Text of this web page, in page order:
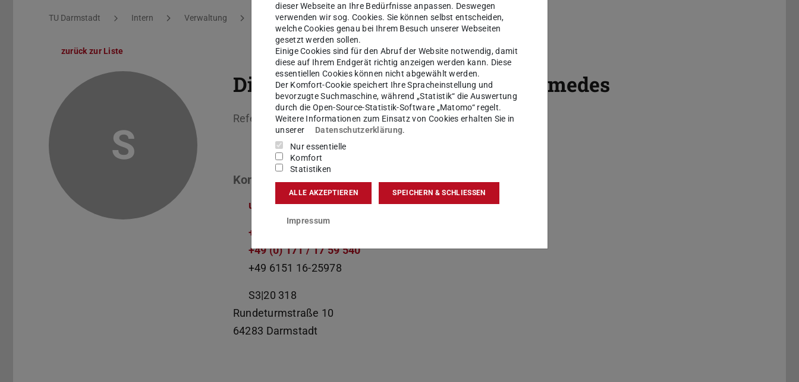
Sie befinden sich hier:
TU Darmstadt Intern Verwaltung Dezernat V Kontakte
zurück zur Liste
S
Dipl.-Ing. ArchitektinUlrike Schmedes
Referatsleitung
Kontakt
ulrike.schmedes@tu-...
+49 6151 16-26176
+49 (0) 171 / 17 59 540
+49 6151 16-25978
S3|20 318
Rundeturmstraße 10
64283 Darmstadt
dieser Webseite an Ihre Bedürfnisse anpassen. Deswegen
verwenden wir sog. Cookies. Sie können selbst entscheiden,
welche Cookies genau bei Ihrem Besuch unserer Webseiten
gesetzt werden sollen.
Einige Cookies sind für den Abruf der Website notwendig, damit
diese auf Ihrem Endgerät richtig anzeigen werden kann. Diese
essentiellen Cookies können nicht abgewählt werden.
Der Komfort-Cookie speichert Ihre Spracheinstellung und
bevorzugte Suchmaschine, während „Statistik“ die Auswertung
durch die Open-Source-Statistik-Software „Matomo“ regelt.
Weitere Informationen zum Einsatz von Cookies erhalten Sie in
unserer
Datenschutzerklärung.
Nur essentielle
Komfort
Statistiken
ALLE AKZEPTIEREN SPEICHERN & SCHLIESSEN
Impressum